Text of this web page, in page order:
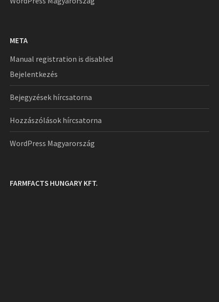
META
Manual registration is disabled
Bejelentkezés
Bejegyzések hírcsatorna
Hozzászólások hírcsatorna
WordPress Magyarország
FARMFACTS HUNGARY KFT.